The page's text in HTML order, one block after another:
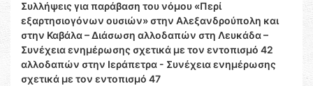
Συλλήψεις για παράβαση του νόμου «Περί
εξαρτησιογόνων ουσιών» στην Αλεξανδρούπολη και
στην Καβάλα – Διάσωση αλλοδαπών στη Λευκάδα –
Συνέχεια ενημέρωσης σχετικά με τον εντοπισμό 42
αλλοδαπών στην Ιεράπετρα - Συνέχεια ενημέρωσης
σχετικά με τον εντοπισμό 47